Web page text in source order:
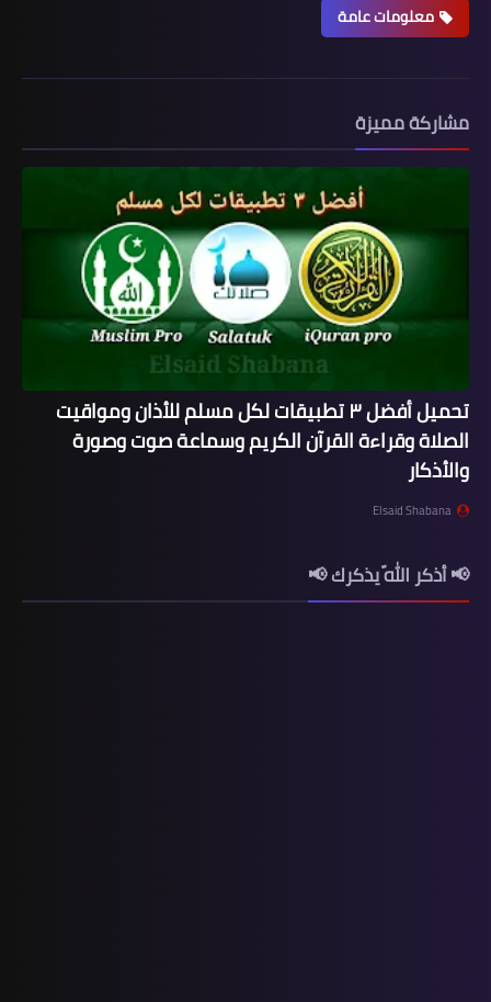
معلومات عامة
مشاركة مميزة
تحميل أفضل ٣ تطبيقات لكل مسلم للأذان ومواقيت
الصلاة وقراءة القرآن الكريم وسماعة صوت وصورة
والأذكار
Elsaid Shabana
📢 أذكر اللّه يذكرك 📢